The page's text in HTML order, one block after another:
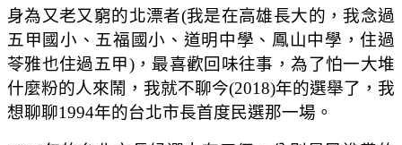
身為又老又窮的北漂者(我是在高雄長大的，我念過
五甲國小、五福國小、道明中學、鳳山中學，住過
苓雅也住過五甲)，最喜歡回味往事，為了怕一大堆
什麼粉的人來鬧，我就不聊今(2018)年的選舉了，我
想聊聊1994年的台北市長首度民選那一場。